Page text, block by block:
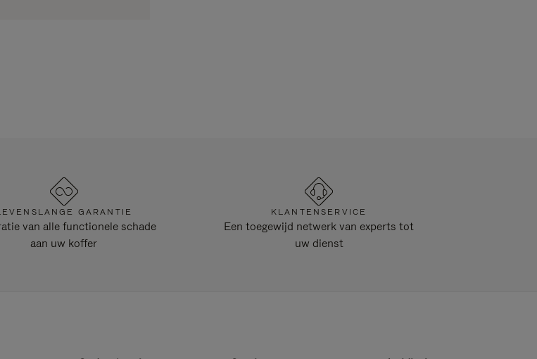
GARANTIE
van alle functionele schade
aan uw koffer
KLANTENSERVICE
Een toegewijd netwerk van experts tot
uw dienst